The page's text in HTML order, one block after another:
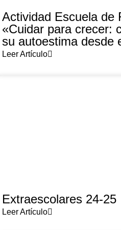
Actividad Escuela de
«Cuidar para crecer:
su autoestima desde
Leer Artículo
Extraescolares 24-25
Leer Artículo